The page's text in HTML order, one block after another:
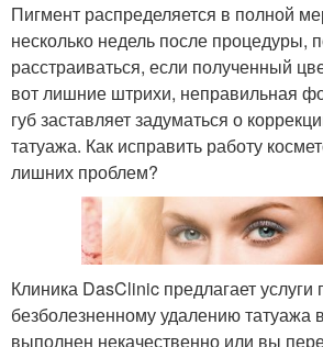
Пигмент распределяется в полной
несколько недель после процедуры,
расстраиваться, если полученный
вот лишние штрихи, неправильная
губ заставляет задуматься о
татуажа. Как исправить работу
лишних проблем?
Клиника DasClinic предлагает услуги
безболезненному удалению татуажа
выполнен некачественно или вы